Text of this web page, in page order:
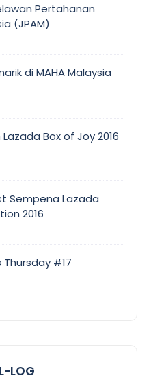
Pertahanan
(JPAM)
di MAHA Malaysia
Box of Joy 2016
Sempena Lazada
2016
#17
LOG